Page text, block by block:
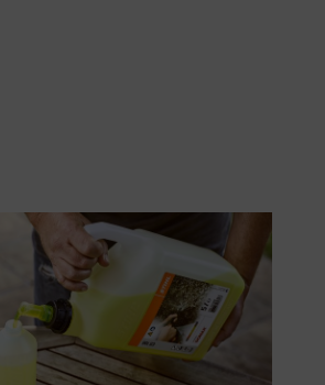
senza idropulitrice ad alta
facciata
un tubo da giardino per inumidirla.